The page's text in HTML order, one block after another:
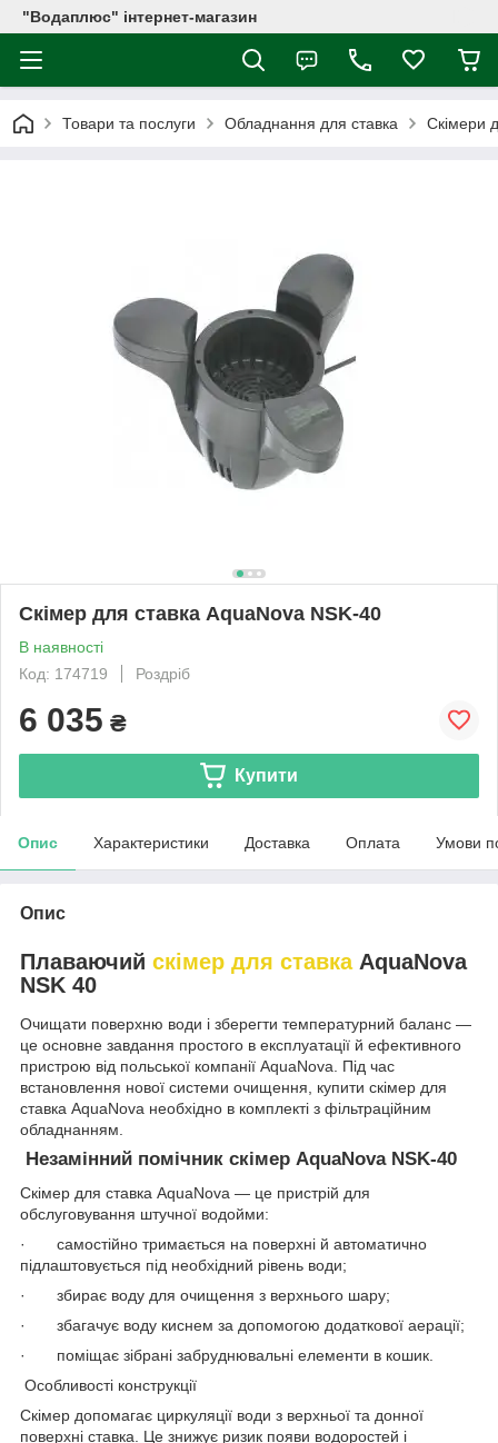
"Водаплюс" інтернет-магазин
Товари та послуги Обладнання для ставка Скімери
Скімер для ставка AquaNova NSK-40
В наявності
Код: 174719
Роздріб
6 035 ₴
Купити
Опис Характеристики Доставка Оплата Умови
Опис
Плаваючий скімер для ставкаAquaNova
NSK 40
Очищати поверхню води і зберегти температурний баланс —
це основне завдання простого в експлуатації й ефективного
пристрою від польської компанії AquaNova. Під час
встановлення нової системи очищення, купити скімер для
ставка AquaNova необхідно в комплекті з фільтраційним
обладнанням.
Незамінний помічник скімер AquaNova NSK-40
Скімер для ставка AquaNova — це пристрій для
обслуговування штучної водойми:
· самостійно тримається на поверхні й автоматично
підлаштовується під необхідний рівень води;
· збирає воду для очищення з верхнього шару;
· збагачує воду киснем за допомогою додаткової аерації;
· поміщає зібрані забруднювальні елементи в кошик.
Особливості конструкції
Скімер допомагає циркуляції води з верхньої та донної
поверхні ставка. Це знижує ризик появи водоростей і